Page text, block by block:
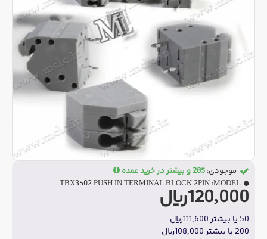
120,000ریال
50 یا بیشتر 111,600ریال
200 یا بیشتر 108,000ریال
موجودی: 285 و بیشتر در خرید عمده
MODEL:
TBX3502 PUSH IN TERMINAL BLOCK 2PIN